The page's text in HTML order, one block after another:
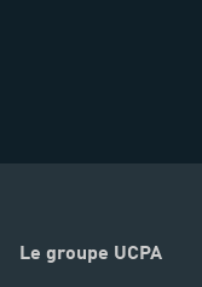
Le groupe UCPA